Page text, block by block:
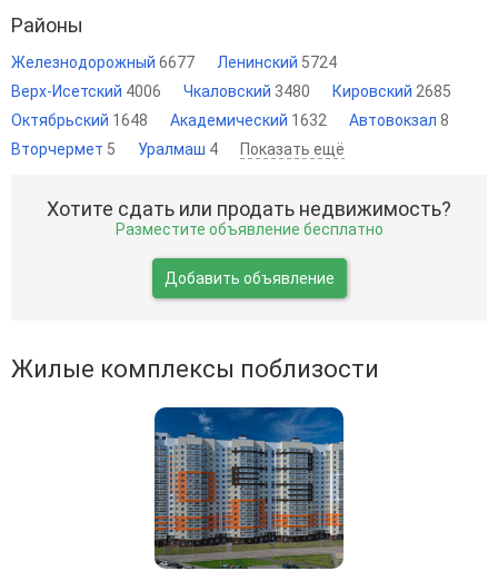
Районы
Железнодорожный 6677 Ленинский 5724
Верх-Исетский 4006 Чкаловский 3480 Кировский 2685
Октябрьский 1648 Академический 1632 Автовокзал 8
Вторчермет 5 Уралмаш 4 Показать ещё
Хотите сдать или продать недвижимость?
Разместите объявление бесплатно
Добавить объявление
Жилые комплексы поблизости